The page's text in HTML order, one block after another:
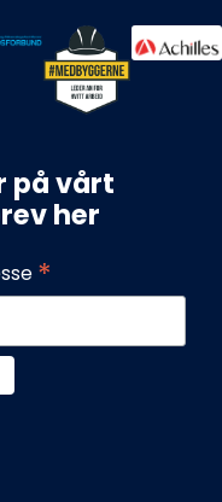
på vårt
her
*